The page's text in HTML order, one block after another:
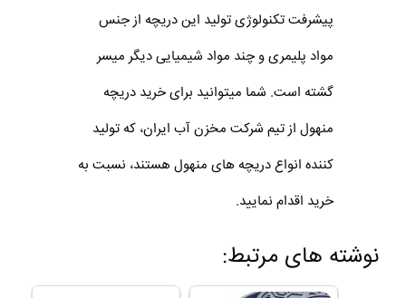
پیشرفت تکنولوژی تولید این دریچه از جنس
مواد پلیمری و چند مواد شیمیایی دیگر میسر
گشته است. شما میتوانید برای خرید دریچه
منهول از تیم شرکت مخزن آب ایران، که تولید
کننده انواع دریچه های منهول هستند، نسبت به
خرید اقدام نمایید.
نوشته های مرتبط: